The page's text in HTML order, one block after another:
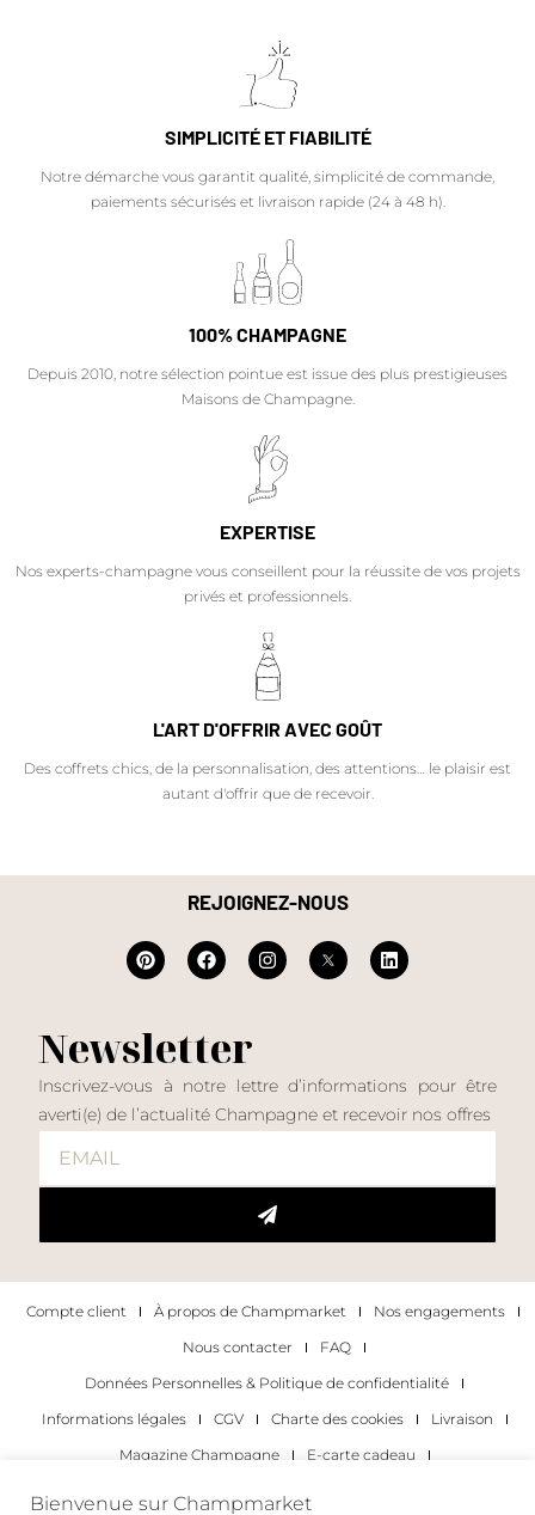
SIMPLICITÉ ET FIABILITÉ
Notre démarche vous garantit qualité, simplicité de commande,
paiements sécurisés et livraison rapide (24 à 48 h).
100% CHAMPAGNE
Depuis 2010, notre sélection pointue est issue des plus prestigieuses
Maisons de Champagne.
EXPERTISE
Nos experts-champagne vous conseillent pour la réussite de vos projets
privés et professionnels.
L'ART D'OFFRIR AVEC GOÛT
Des coffrets chics, de la personnalisation, des attentions… le plaisir est
autant d'offrir que de recevoir.
REJOIGNEZ-NOUS
Newsletter
Inscrivez-vous à notre lettre d’informations pour être
averti(e) de l’actualité Champagne et recevoir nos offres
Compte client À propos de Champmarket
Nos engagements
Nous contacter
FAQ
Données Personnelles & Politique de confidentialité
Informations légales
CGV Charte des cookies
Livraison
Magazine Champagne
E-carte cadeau
Bienvenue sur Champmarket